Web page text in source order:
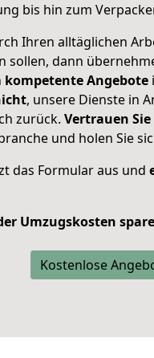
bis hin zum
Ihren alltäglichen
sollen, dann
kompetente Angebote
, unsere Dienste in
zurück. Vertrauen
und holen Sie
das Formular aus und
Umzugskosten
Kostenlose